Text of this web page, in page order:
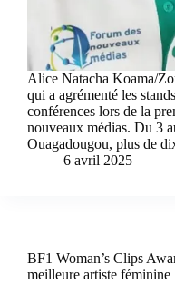
Alice Natacha Koama/
qui a agrémenté les
conférences lors de la
nouveaux médias. Du 3
Ouagadougou, plus de
6 avril 2025
BF1 Woman’s Clips
meilleure artiste féminine